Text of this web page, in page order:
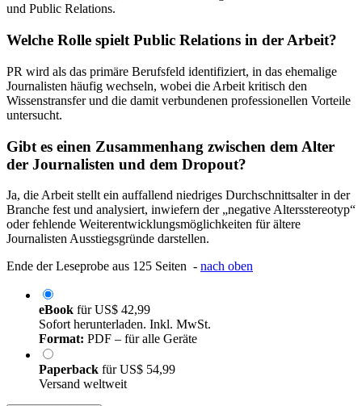
und Public Relations.
Welche Rolle spielt Public Relations in der Arbeit?
PR wird als das primäre Berufsfeld identifiziert, in das ehemalige
Journalisten häufig wechseln, wobei die Arbeit kritisch den
Wissenstransfer und die damit verbundenen professionellen Vorteile
untersucht.
Gibt es einen Zusammenhang zwischen dem Alter
der Journalisten und dem Dropout?
Ja, die Arbeit stellt ein auffallend niedriges Durchschnittsalter in der
Branche fest und analysiert, inwiefern der „negative Altersstereotyp“
oder fehlende Weiterentwicklungsmöglichkeiten für ältere
Journalisten Ausstiegsgründe darstellen.
Ende der Leseprobe aus 125 Seiten - nach oben
eBook fürUS$ 42,99
Sofort herunterladen. Inkl. MwSt.
Format: PDF – für alle Geräte
Paperback fürUS$ 54,99
Versand weltweit